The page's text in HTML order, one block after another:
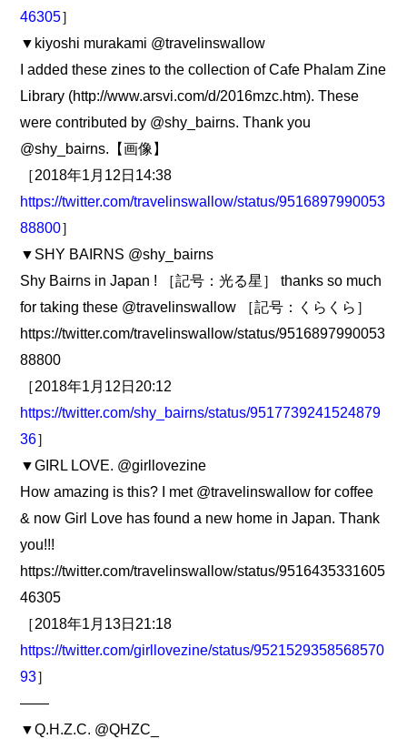
46305］
▼kiyoshi murakami @travelinswallow
I added these zines to the collection of Cafe Phalam Zine
Library (http://www.arsvi.com/d/2016mzc.htm). These
were contributed by @shy_bairns. Thank you
@shy_bairns.【画像】
［2018年1月12日14:38
https://twitter.com/travelinswallow/status/9516897990053
88800］
▼SHY BAIRNS @shy_bairns
Shy Bairns in Japan ! ［記号：光る星］ thanks so much
for taking these @travelinswallow ［記号：くらくら］
https://twitter.com/travelinswallow/status/9516897990053
88800
［2018年1月12日20:12
https://twitter.com/shy_bairns/status/9517739241524879
36］
▼GIRL LOVE. @girllovezine
How amazing is this? I met @travelinswallow for coffee
& now Girl Love has found a new home in Japan. Thank
you!!!
https://twitter.com/travelinswallow/status/9516435331605
46305
［2018年1月13日21:18
https://twitter.com/girllovezine/status/9521529358568570
93］
――
▼Q.H.Z.C. @QHZC_